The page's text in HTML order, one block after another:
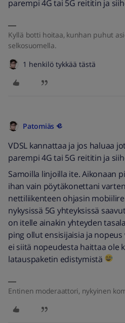
parempi 4G tai 5G reititin ja
Kyllä botti hoitaa, kunhan puhut
selkosuomella.
1 henkilö tykkää tästä
Patomiäs
VDSL kannattaa ja jos haluaa
parempi 4G tai 5G reititin ja
Samoilla linjoilla ite. Aikonaan
ihan vain pöytäkonettani
nettiliikenteen ohjasin
nykysissä 5G yhteyksissä
on itelle ainakin yhteyden
ping ollut ensisijaisia ja
ei siitä nopeudesta haittaa ole
latauspaketin edistymistä
Entinen moderaattori, nykyinen